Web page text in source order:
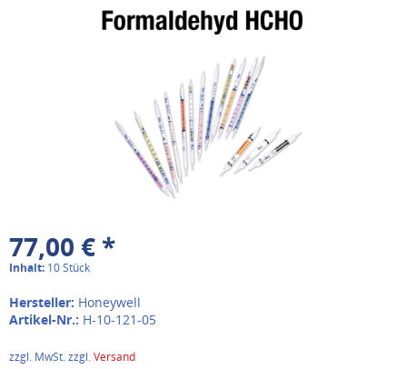
77,00 € *
Inhalt: 10 Stück
Hersteller: Honeywell
Artikel-Nr.: H-10-121-05
zzgl. MwSt. zzgl.Versand